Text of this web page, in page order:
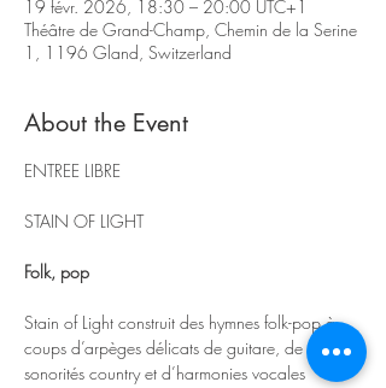
19 févr. 2026, 18:30 – 20:00 UTC+1
Théâtre de Grand-Champ, Chemin de la Serine
1, 1196 Gland, Switzerland
About the Event
ENTREE LIBRE
STAIN OF LIGHT
Folk, pop
Stain of Light construit des hymnes folk-pop à
coups d’arpèges délicats de guitare, de
sonorités country et d’harmonies vocales